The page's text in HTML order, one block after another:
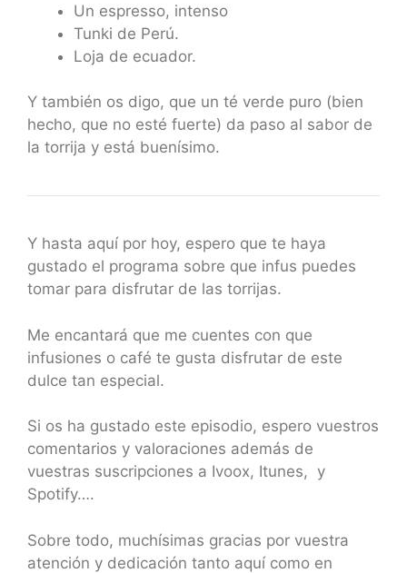
Un espresso, intenso
Tunki de Perú.
Loja de ecuador.
Y también os digo, que un té verde puro (bien
hecho, que no esté fuerte) da paso al sabor de
la torrija y está buenísimo.
Y hasta aquí por hoy, espero que te haya
gustado el programa sobre que infus puedes
tomar para disfrutar de las torrijas.
Me encantará que me cuentes con que
infusiones o café te gusta disfrutar de este
dulce tan especial.
Si os ha gustado este episodio, espero vuestros
comentarios y valoraciones además de
vuestras suscripciones a Ivoox, Itunes, y
Spotify….
Sobre todo, muchísimas gracias por vuestra
atención y dedicación tanto aquí como en